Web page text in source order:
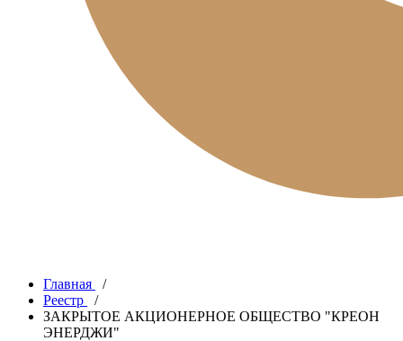
Главная
/
Реестр
/
ЗАКРЫТОЕ АКЦИОНЕРНОЕ ОБЩЕСТВО "КРЕОН
ЭНЕРДЖИ"